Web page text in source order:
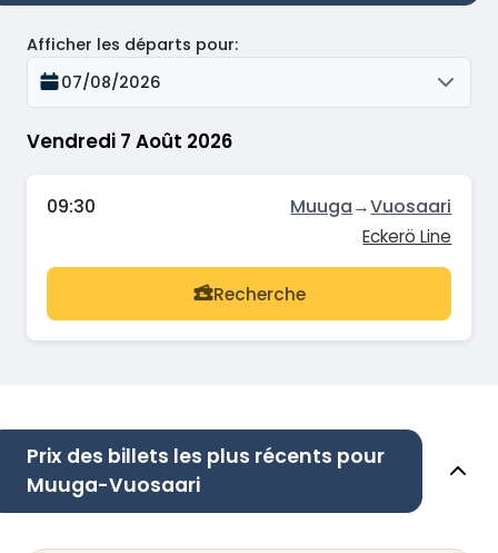
Vendredi 7 Août 2026
Afficher les départs pour:
07/08/2026
09:30 Muuga→Vuosaari
Eckerö Line
Recherche
Prix des billets les plus récents pour
Muuga-Vuosaari